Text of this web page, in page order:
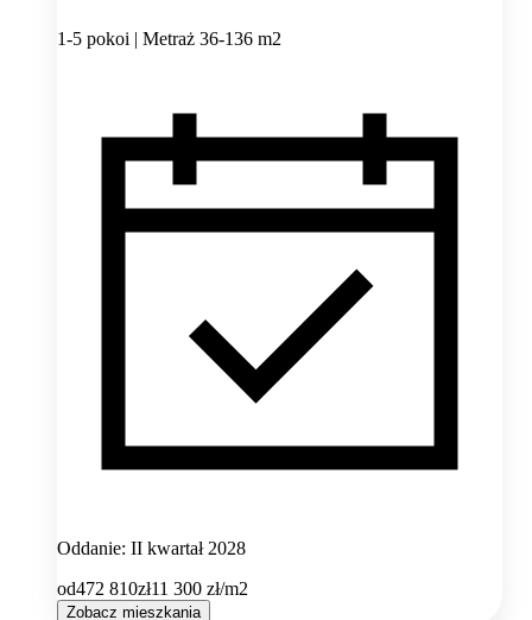
1-5 pokoi | Metraż 36-136 m2
Oddanie: II kwartał 2028
od472 810zł11 300 zł/m2
Zobacz mieszkania